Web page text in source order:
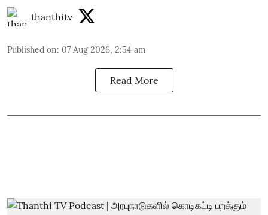
thanthitv
Published on: 07 Aug 2026, 2:54 am
Read More